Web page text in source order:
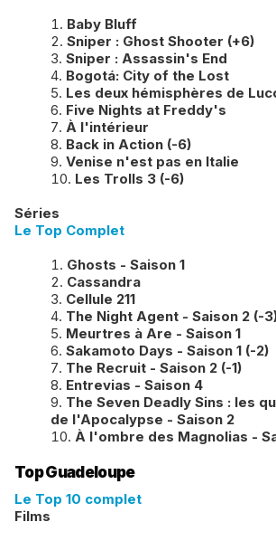
Baby Bluff
Sniper : Ghost Shooter (+6)
Sniper : Assassin's End
Bogotá: City of the Lost
Les deux hémisphères de
Five Nights at Freddy's
À l'intérieur
Back in Action (-6)
Venise n'est pas en Italie
Les Trolls 3 (-6)
Séries
Le Top Complet
Ghosts - Saison 1
Cassandra
Cellule 211
The Night Agent - Saison 2 (-
​Meurtres à Are - Saison 1
Sakamoto Days - Saison 1 (-2)
The Recruit - Saison 2 (-1)
Entrevias - Saison 4
​The Seven Deadly Sins : les
de l'Apocalypse - Saison 2
À l'ombre des Magnolias -
Top Guadeloupe
Le Top 10 complet
Films